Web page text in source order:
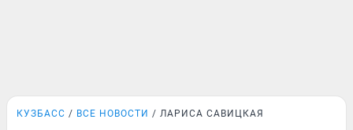
КУЗБАСС ВСЕ НОВОСТИ ЛАРИСА САВИЦКАЯ